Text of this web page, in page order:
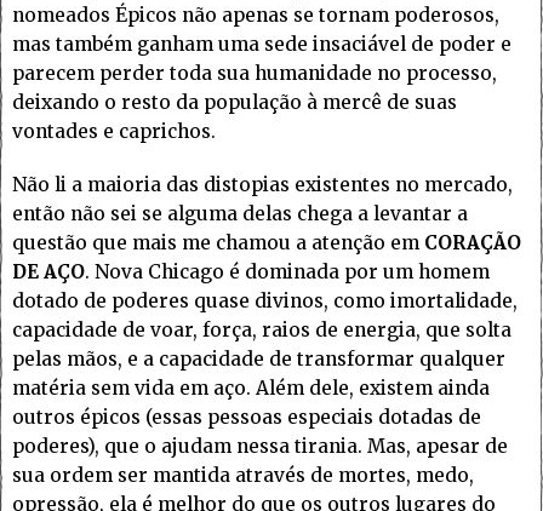
nomeados Épicos não apenas se tornam poderosos,
mas também ganham uma sede insaciável de poder e
parecem perder toda sua humanidade no processo,
deixando o resto da população à mercê de suas
vontades e caprichos.
Não li a maioria das distopias existentes no mercado,
então não sei se alguma delas chega a levantar a
questão que mais me chamou a atenção em CORAÇÃO
DE AÇO. Nova Chicago é dominada por um homem
dotado de poderes quase divinos, como imortalidade,
capacidade de voar, força, raios de energia, que solta
pelas mãos, e a capacidade de transformar qualquer
matéria sem vida em aço. Além dele, existem ainda
outros épicos (essas pessoas especiais dotadas de
poderes), que o ajudam nessa tirania. Mas, apesar de
sua ordem ser mantida através de mortes, medo,
opressão, ela é melhor do que os outros lugares do